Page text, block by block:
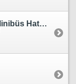
Muğla BB Satılık Minibüs Hatı Volkswagen Crafter